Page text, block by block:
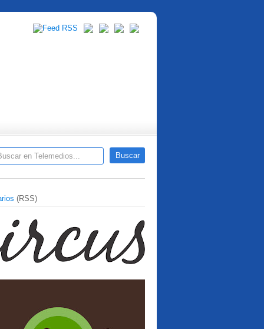
(RSS)